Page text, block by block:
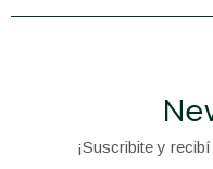
¡Suscribite y